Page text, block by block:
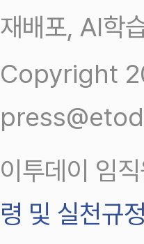
재배포, AI학
Copyright
이투데이 임
령 및 실천규정